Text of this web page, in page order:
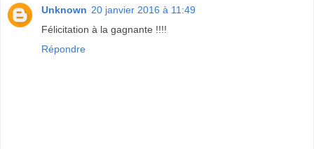
Unknown 20 janvier 2016 à 11:49
Félicitation à la gagnante !!!!
Répondre